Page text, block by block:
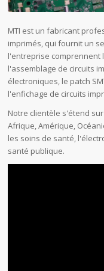
MTI est un fabricant
imprimés, qui fournit un
l'entreprise comprennent
l'assemblage de circuits
électroniques, le patch
l'enfichage de circuits
Notre clientèle s'étend
Afrique, Amérique,
les soins de santé,
santé publique.